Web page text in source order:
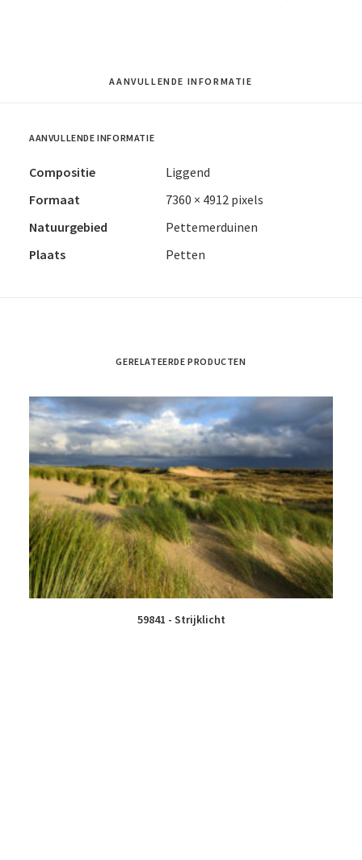
AANVULLENDE INFORMATIE
AANVULLENDE INFORMATIE
Compositie
Liggend
Formaat
7360 × 4912 pixels
Natuurgebied
Pettemerduinen
Plaats
Petten
GERELATEERDE PRODUCTEN
59841 - Strijklicht